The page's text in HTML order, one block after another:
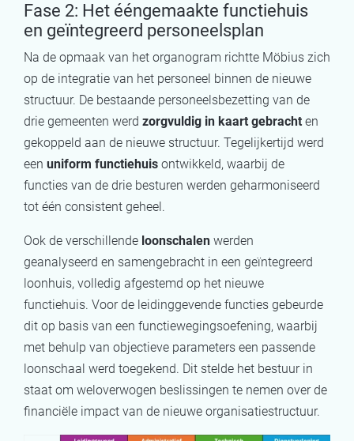
Fase 2: Het ééngemaakte functiehuis
en geïntegreerd personeelsplan
Na de opmaak van het organogram richtte Möbius zich
op de integratie van het personeel binnen de nieuwe
structuur. De bestaande personeelsbezetting van de
drie gemeenten werd zorgvuldig in kaart gebracht en
gekoppeld aan de nieuwe structuur. Tegelijkertijd werd
een uniform functiehuis ontwikkeld, waarbij de
functies van de drie besturen werden geharmoniseerd
tot één consistent geheel.
Ook de verschillende loonschalen werden
geanalyseerd en samengebracht in een geïntegreerd
loonhuis, volledig afgestemd op het nieuwe
functiehuis. Voor de leidinggevende functies gebeurde
dit op basis van een functiewegingsoefening, waarbij
met behulp van objectieve parameters een passende
loonschaal werd toegekend. Dit stelde het bestuur in
staat om weloverwogen beslissingen te nemen over de
financiële impact van de nieuwe organisatiestructuur.